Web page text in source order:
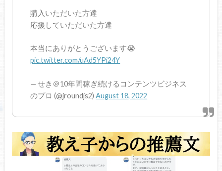
購入いただいた方達
応援していただいた方達
本当にありがとうございます😭
pic.twitter.com/uAd5YPi24Y
— せき＠10年間稼ぎ続けるコンテンツビジネス
のプロ (@jroundjs2)August 18, 2022